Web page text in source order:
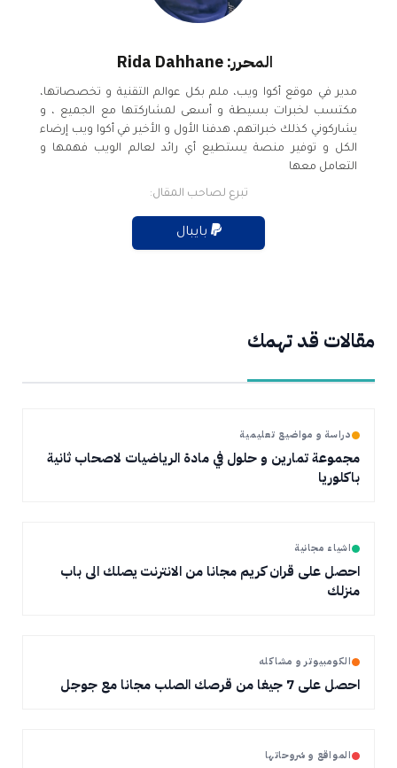
المحرر: Rida Dahhane
مدير في موقع أكوا ويب، ملم بكل عوالم التقنية و تخصصاتها،
مكتسب لخبرات بسيطة و أسعى لمشاركتها مع الجميع ، و
يشاركوني كذلك خبراتهم، هدفنا الأول و الأخير في أكوا ويب إرضاء
الكل و توفير منصة يستطيع أي رائد لعالم الويب فهمها و
التعامل معها
تبرع لصاحب المقال:
مقالات قد تهمك
دراسة و مواضيع تعليمية
مجموعة تمارين و حلول في مادة الرياضيات لاصحاب ثانية
باكلوريا
اشياء مجانية
احصل على قران كريم مجانا من الانترنت يصلك الى باب
منزلك
الكومبيوتر و مشاكله
احصل على 7 جيغا من قرصك الصلب مجانا مع جوجل
المواقع و شروحاتها